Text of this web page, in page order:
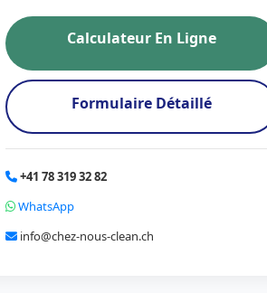
Calculateur En Ligne
Formulaire Détaillé
+41 78 319 32 82
WhatsApp
info@chez-nous-clean.ch